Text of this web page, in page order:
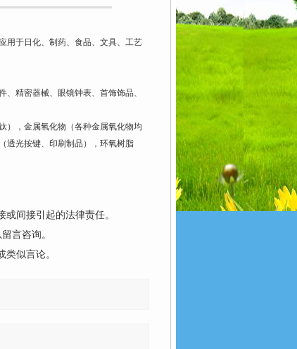
用于日化、制药、食品、文具、工艺
精密器械、眼镜钟表、首饰饰品、
），金属氧化物（各种金属氧化物均
透光按键、印刷制品），环氧树脂
间接引起的法律责任。
言咨询。
似言论。